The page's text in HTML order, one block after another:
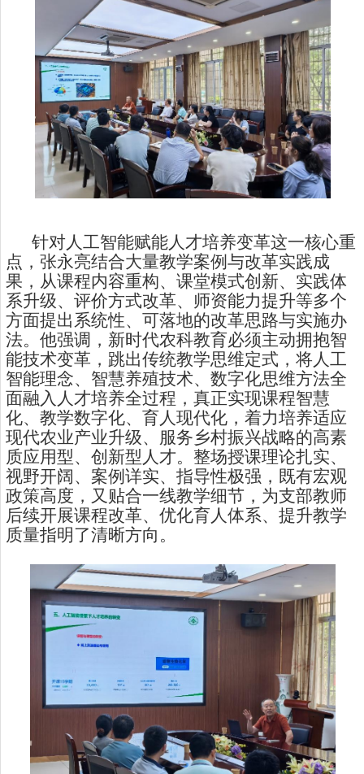
针对人工智能赋能人才培养变革这一核心重
点，张永亮结合大量教学案例与改革实践成
果，从课程内容重构、课堂模式创新、实践体
系升级、评价方式改革、师资能力提升等多个
方面提出系统性、可落地的改革思路与实施办
法。他强调，新时代农科教育必须主动拥抱智
能技术变革，跳出传统教学思维定式，将人工
智能理念、智慧养殖技术、数字化思维方法全
面融入人才培养全过程，真正实现课程智慧
化、教学数字化、育人现代化，着力培养适应
现代农业产业升级、服务乡村振兴战略的高素
质应用型、创新型人才。整场授课理论扎实、
视野开阔、案例详实、指导性极强，既有宏观
政策高度，又贴合一线教学细节，为支部教师
后续开展课程改革、优化育人体系、提升教学
质量指明了清晰方向。